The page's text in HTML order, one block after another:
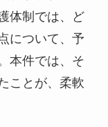
体制では、ど
について、予
本件では、そ
ことが、柔軟